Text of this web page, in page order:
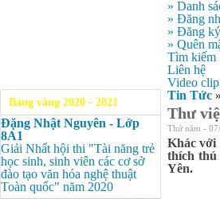
» Danh
» Đăng
» Đăng ký
» Quên
Tìm kiếm
Liên hệ
Video clip
Bảng vàng 2020 - 2021
Đặng Nhật Nguyên - Lớp
8A1
Giải Nhất hội thi "Tài năng trẻ
học sinh, sinh viên các cơ sở
đào tạo văn hóa nghệ thuật
Toàn quốc" năm 2020
Tin Tức »
Thư
Thứ năm -
Khác với
thích thú
Yên.